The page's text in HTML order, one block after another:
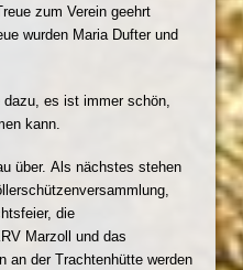
zum Verein geehrt
wurden Maria Dufter und
es ist immer schön,
kann.
über. Als nächstes stehen
die
Marzoll und das
an der Trachtenhütte werden